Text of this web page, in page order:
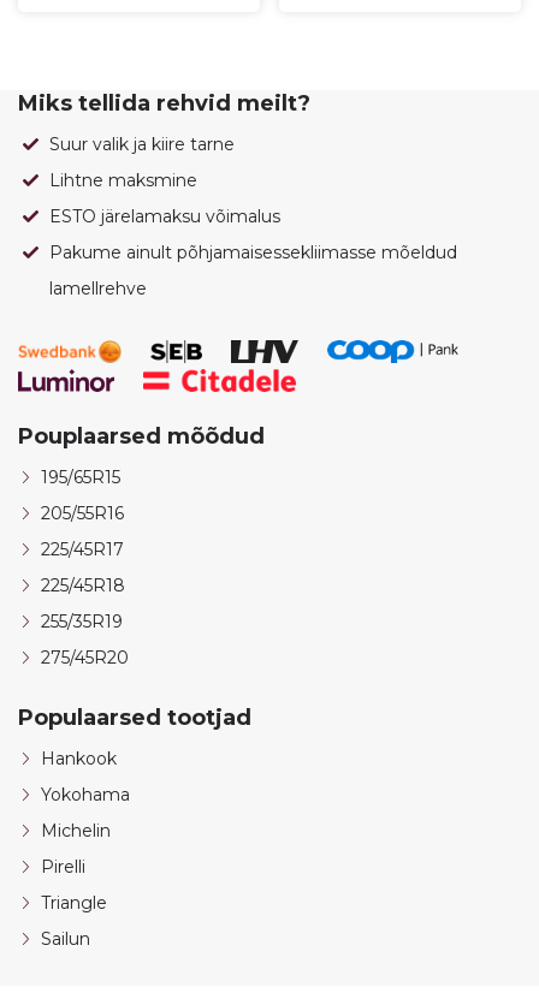
Miks tellida rehvid meilt?
Suur valik ja kiire tarne
Lihtne maksmine
ESTO järelamaksu võimalus
Pakume ainult põhjamaisessekliimasse mõeldud
lamellrehve
Pouplaarsed mõõdud
195/65R15
205/55R16
225/45R17
225/45R18
255/35R19
275/45R20
Populaarsed tootjad
Hankook
Yokohama
Michelin
Pirelli
Triangle
Sailun